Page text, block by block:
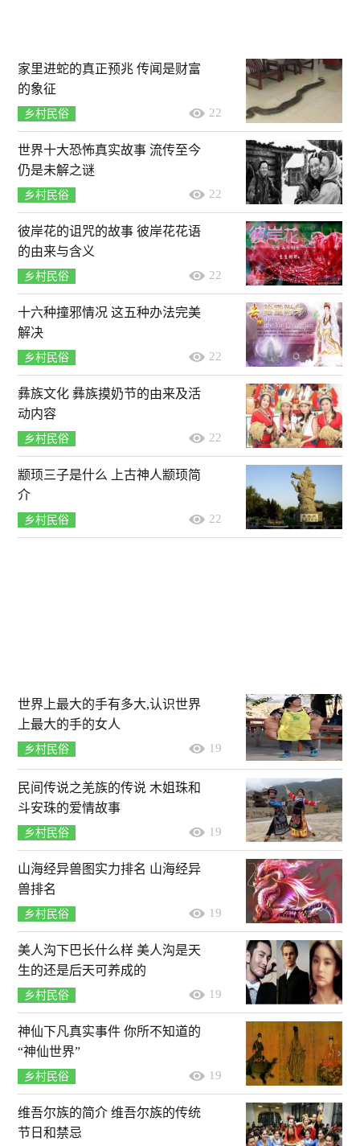
家里进蛇的真正预兆 传闻是财富
的象征
乡村民俗 22
世界十大恐怖真实故事 流传至今
仍是未解之谜
乡村民俗 22
彼岸花的诅咒的故事 彼岸花花语
的由来与含义
乡村民俗 22
十六种撞邪情况 这五种办法完美
解决
乡村民俗 22
彝族文化 彝族摸奶节的由来及活
动内容
乡村民俗 22
颛顼三子是什么 上古神人颛顼简
介
乡村民俗 22
世界上最大的手有多大,认识世界
上最大的手的女人
乡村民俗 19
民间传说之羌族的传说 木姐珠和
斗安珠的爱情故事
乡村民俗 19
山海经异兽图实力排名 山海经异
兽排名
乡村民俗 19
美人沟下巴长什么样 美人沟是天
生的还是后天可养成的
乡村民俗 19
神仙下凡真实事件 你所不知道的
“神仙世界”
乡村民俗 19
维吾尔族的简介 维吾尔族的传统
节日和禁忌